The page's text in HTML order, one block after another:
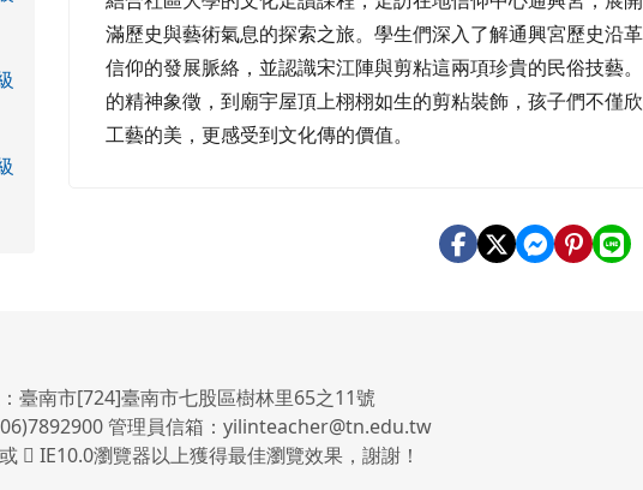
滿歷史與藝術氣息的探索之旅。學生們深入了解通興宮歷史沿
信仰的發展脈絡，並認識宋江陣與剪粘這兩項珍貴的民俗技藝
的精神象徵，到廟宇屋頂上栩栩如生的剪粘裝飾，孩子們不僅
工藝的美，更感受到文化傳的價值。
臺南市[724]臺南市七股區樹林里65之11號
管理員信箱：yilinteacher@tn.edu.tw
或 IE10.0瀏覽器以上獲得最佳瀏覽效果，謝謝！